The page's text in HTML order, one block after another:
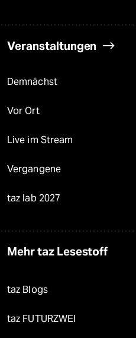
Veranstaltungen
Demnächst
Vor Ort
Live im Stream
Vergangene
taz lab 2027
Mehr taz Lesestoff
taz Blogs
taz FUTURZWEI